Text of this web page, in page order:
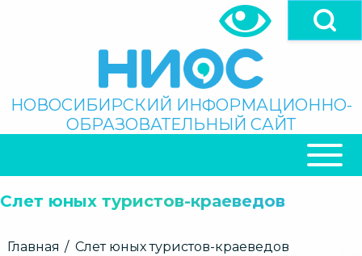
Поиск
НОВОСИБИРСКИЙ ИНФОРМАЦИОННО-
ОБРАЗОВАТЕЛЬНЫЙ САЙТ
НАВИГАЦИЯ
Слет юных туристов-краеведов
Строка
Главная Слет юных туристов-краеведов